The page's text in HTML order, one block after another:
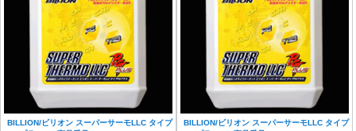
BILLION/ビリオン スーパーサーモLLC タイプ
BILLION/ビリオン スーパーサーモLLC タイプ